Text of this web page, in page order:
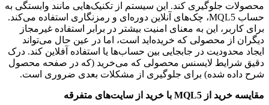
محصولات جلوگیری کند. این سیستم از تکنیک‌هایی مانند وابستگی به
حساب MQL5، چک‌های آنلاین دوره‌ای و رمزنگاری استفاده می‌کند.
برای کاربر، این به معنای امنیت بیشتر در برابر استفاده غیرمجاز
دیگران از محصولی که خریده‌اید است، اما در عین حال می‌تواند
ایجاد محدودیت در جابجایی بین حساب‌ها یا استفاده آفلاین کند. درک
دقیق شرایط لایسنس محصولی که می‌خرید (که در صفحه محصول
شرح داده شده) برای جلوگیری از مشکلات بعدی ضروری است.
مقایسه خرید از MQL5 با خرید از سایت‌های متفرقه